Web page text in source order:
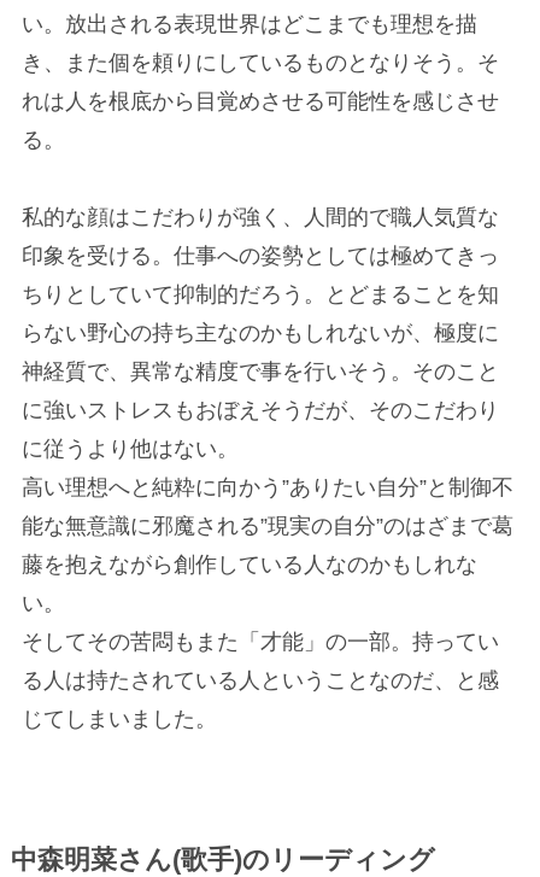
い。放出される表現世界はどこまでも理想を描
き、また個を頼りにしているものとなりそう。そ
れは人を根底から目覚めさせる可能性を感じさせ
る。
私的な顔はこだわりが強く、人間的で職人気質な
印象を受ける。仕事への姿勢としては極めてきっ
ちりとしていて抑制的だろう。とどまることを知
らない野心の持ち主なのかもしれないが、極度に
神経質で、異常な精度で事を行いそう。そのこと
に強いストレスもおぼえそうだが、そのこだわり
に従うより他はない。
高い理想へと純粋に向かう”ありたい自分”と制御不
能な無意識に邪魔される”現実の自分”のはざまで葛
藤を抱えながら創作している人なのかもしれな
い。
そしてその苦悶もまた「才能」の一部。持ってい
る人は持たされている人ということなのだ、と感
じてしまいました。
中森明菜さん(歌手)のリーディング